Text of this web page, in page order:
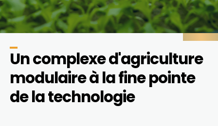
Un complexe d'agriculture
modulaire à la fine pointe
de la technologie